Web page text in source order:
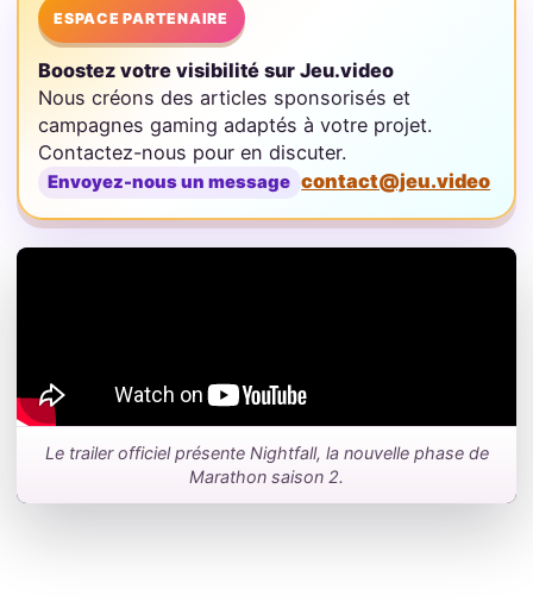
ESPACE PARTENAIRE
Boostez votre visibilité sur Jeu.video
Nous créons des articles sponsorisés et
campagnes gaming adaptés à votre projet.
Contactez-nous pour en discuter.
Envoyez-nous un message contact@jeu.video
Le trailer officiel présente Nightfall, la nouvelle phase de
Marathon saison 2.